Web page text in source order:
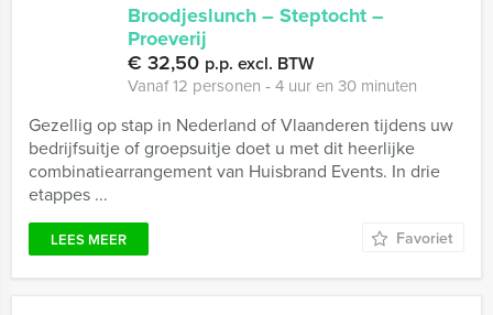
Broodjeslunch – Steptocht –
Proeverij
€ 32,50 p.p. excl. BTW
Vanaf 12 personen ‐ 4 uur en 30 minuten
Gezellig op stap in Nederland of Vlaanderen tijdens uw
bedrijfsuitje of groepsuitje doet u met dit heerlijke
combinatiearrangement van Huisbrand Events. In drie
etappes ...
LEES MEER Favoriet